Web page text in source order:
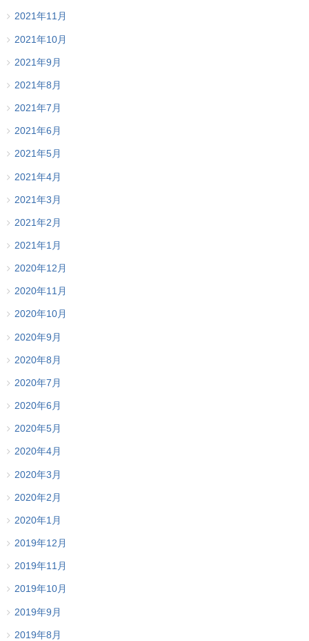
2021年11月
2021年10月
2021年9月
2021年8月
2021年7月
2021年6月
2021年5月
2021年4月
2021年3月
2021年2月
2021年1月
2020年12月
2020年11月
2020年10月
2020年9月
2020年8月
2020年7月
2020年6月
2020年5月
2020年4月
2020年3月
2020年2月
2020年1月
2019年12月
2019年11月
2019年10月
2019年9月
2019年8月